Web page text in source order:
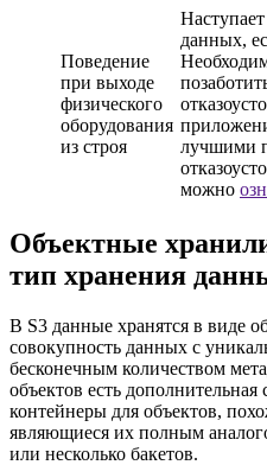
Поведение
при выходе
физического
оборудования
из строя
данных,
лучшими
можно
Объектные
тип хранения
В S3 данные хранятся в виде
совокупность данных с
бесконечным количеством
объектов есть
контейнеры для объектов,
являющиеся их полным
или несколько бакетов.